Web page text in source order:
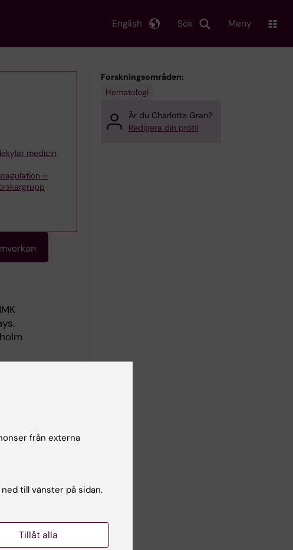
Sök
English Meny
medicin
–
at
Her
Forskningsområden:
Hematologi
Är du Charlotte Gran?
Redigera din profil
från externa
till vänster på sidan.
Tillåt alla